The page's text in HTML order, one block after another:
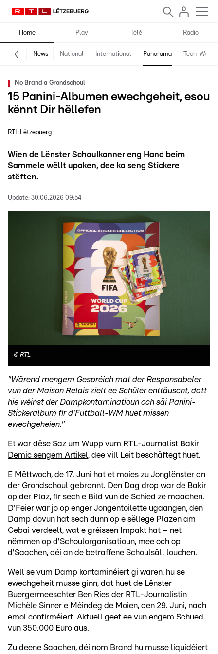
Home Play Télé Radio
News National International Panorama Tech-World
No Brand a Grondschoul
15 Panini-Albumen ewechgeheit, esou
kënnt Dir hëllefen
RTL Lëtzebuerg
Wien de Lënster Schoulkanner eng Hand beim
Sammele wëllt upaken, dee ka seng Stickere
stëften.
Update: 30.06.2026 09:54
© RTL
"Wärend mengem Gespréich mat der Responsabeler
vun der Maison Relais zielt ee Schüler enttäuscht, datt
hie wéinst der Dampkontaminatioun och säi Panini-
Stickeralbum fir d'Futtball-WM huet missen
ewechgeheien."
Et war dëse Saz um Wupp vum RTL-Journalist Bakir
Demic sengem Artikel, dee vill Leit beschäftegt huet.
E Mëttwoch, de 17. Juni hat et moies zu Jonglënster an
der Grondschoul gebrannt. Den Dag drop war de Bakir
op der Plaz, fir sech e Bild vun de Schied ze maachen.
D'Feier war jo op enger Jongentoilette ugaangen, den
Damp dovun hat sech dunn op e sëllege Plazen am
Gebai verdeelt, wat e gréissen Impakt hat – net
nëmmen op d'Schoulorganisatioun, mee och op
d'Saachen, déi an de betraffene Schoulsäll louchen.
Well se vum Damp kontaminéiert gi waren, hu se
ewechgeheit musse ginn, dat huet de Lënster
Buergermeeschter Ben Ries der RTL-Journalistin
Michèle Sinner e Méindeg de Moien, den 29. Juni, nach
emol confirméiert. Aktuell geet ee vun engem Schued
vun 350.000 Euro aus.
Zu deene Saachen, déi nom Brand hu musse liquidéiert